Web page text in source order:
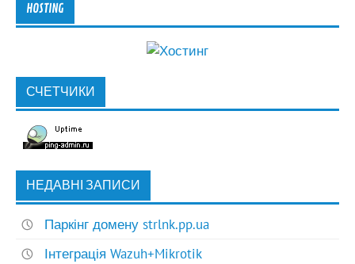
HOSTING
СЧЕТЧИКИ
НЕДАВНІ ЗАПИСИ
Паркінг домену strlnk.pp.ua
Інтеграція Wazuh+Mikrotik